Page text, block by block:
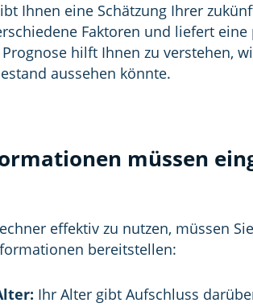
Ihnen eine Schätzung Ihrer
Faktoren und liefert
hilft Ihnen zu verstehen,
aussehen könnte.
müssen
effektiv zu nutzen, müssen
bereitstellen:
Ihr Alter gibt Aufschluss